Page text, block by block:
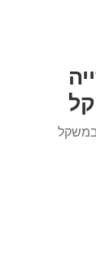
במשקל